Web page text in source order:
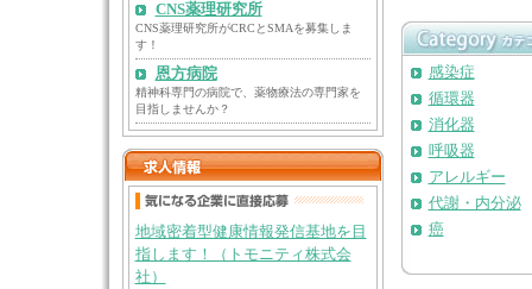
CNS薬理研究所
CNS薬理研究所がCRCとSMAを募集しま
す！
恩方病院
精神科専門の病院で、薬物療法の専門家を
目指しませんか？
地域密着型健康情報発信基地を目
指します！（トモニティ株式会
社）
感染症
循環器
消化器
呼吸器
アレルギー
代謝・内分泌
癌